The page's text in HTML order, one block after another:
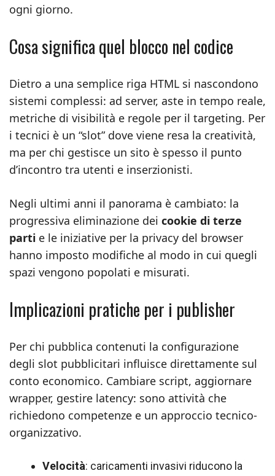
ogni giorno.
Cosa significa quel blocco nel codice
Dietro a una semplice riga HTML si nascondono
sistemi complessi: ad server, aste in tempo reale,
metriche di visibilità e regole per il targeting. Per
i tecnici è un “slot” dove viene resa la creatività,
ma per chi gestisce un sito è spesso il punto
d’incontro tra utenti e inserzionisti.
Negli ultimi anni il panorama è cambiato: la
progressiva eliminazione dei cookie di terze
parti e le iniziative per la privacy del browser
hanno imposto modifiche al modo in cui quegli
spazi vengono popolati e misurati.
Implicazioni pratiche per i publisher
Per chi pubblica contenuti la configurazione
degli slot pubblicitari influisce direttamente sul
conto economico. Cambiare script, aggiornare
wrapper, gestire latency: sono attività che
richiedono competenze e un approccio tecnico-
organizzativo.
Velocità: caricamenti invasivi riducono la